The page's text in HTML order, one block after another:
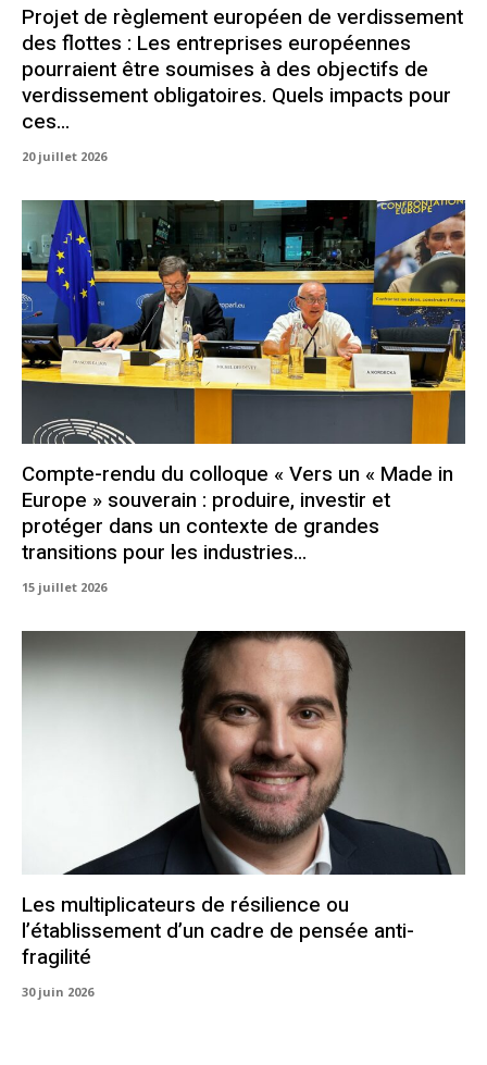
Projet de règlement européen de verdissement
des flottes : Les entreprises européennes
pourraient être soumises à des objectifs de
verdissement obligatoires. Quels impacts pour
ces...
20 juillet 2026
Compte-rendu du colloque « Vers un « Made in
Europe » souverain : produire, investir et
protéger dans un contexte de grandes
transitions pour les industries...
15 juillet 2026
Les multiplicateurs de résilience ou
l’établissement d’un cadre de pensée anti-
fragilité
30 juin 2026